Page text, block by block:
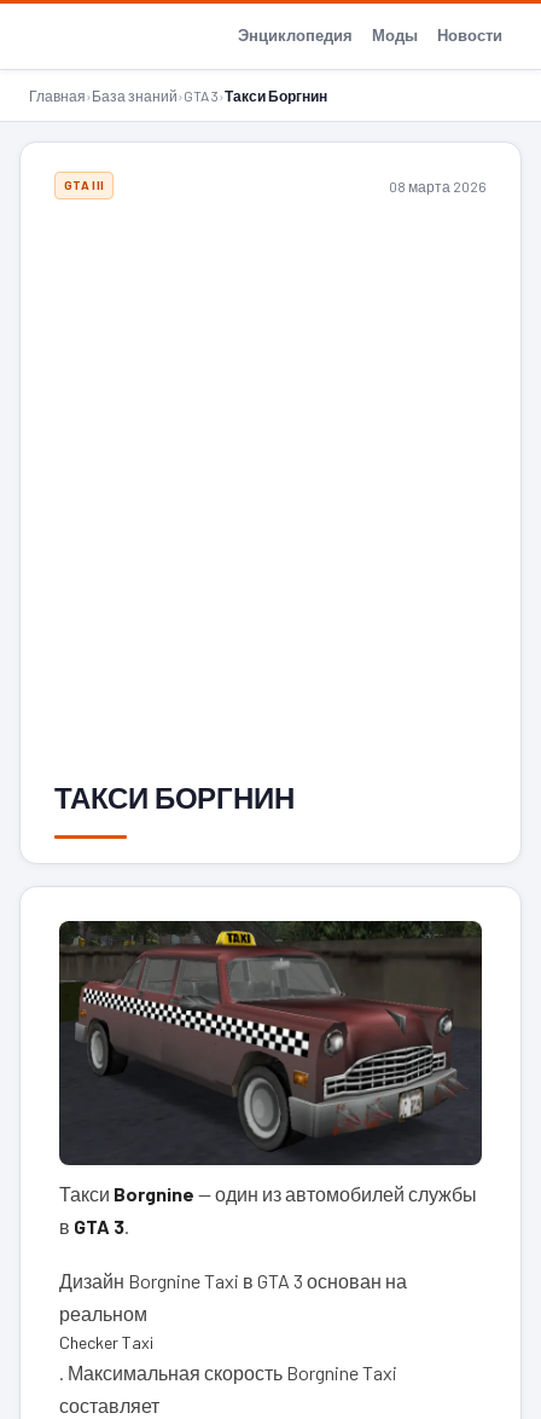
Энциклопедия Моды Новости
Главная›База знаний›GTA 3›Такси Боргнин
GTA III 08 марта 2026
ТАКСИ БОРГНИН
Такси Borgnine — один из автомобилей службы
в GTA 3.
Дизайн Borgnine Taxi в GTA 3 основан на
реальном
Checker Taxi
. Максимальная скорость Borgnine Taxi
составляет